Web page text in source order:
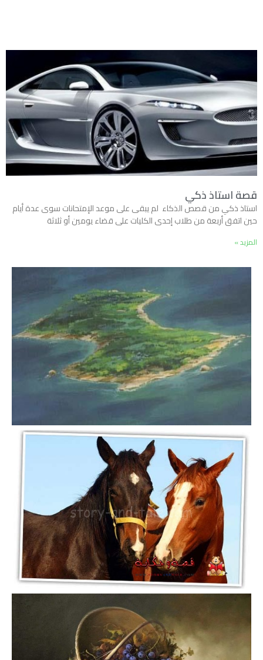
قصة استاذ ذكي
استاذ ذكي من قصص الذكاء لم يبقى على موعد الإمتحانات سوى عدة أيام
حين اتفق أربعة من طلاب إحدى الكليات على قضاء يومين أو ثلاثة
المزيد »